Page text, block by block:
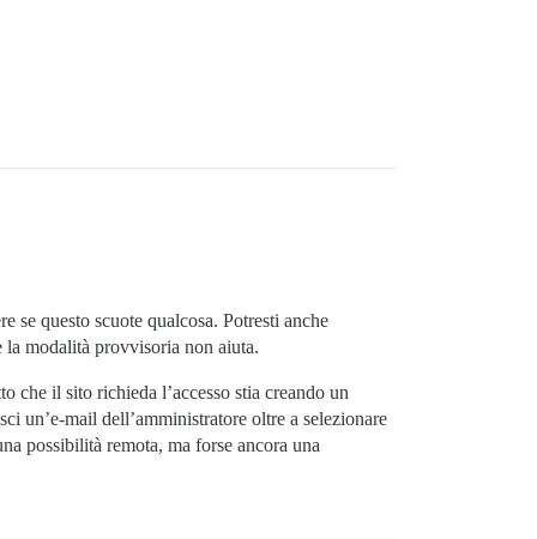
se questo scuote qualcosa. Potresti anche
modalità provvisoria non aiuta.
che il sito richieda l’accesso stia creando un
un’e-mail dell’amministratore oltre a selezionare
possibilità remota, ma forse ancora una